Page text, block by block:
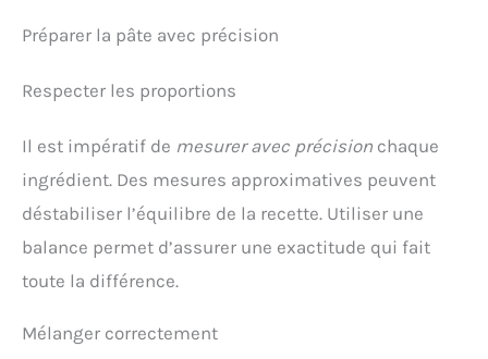
Préparer la pâte avec précision
Respecter les proportions
Il est impératif de mesurer avec précision chaque
ingrédient. Des mesures approximatives peuvent
déstabiliser l’équilibre de la recette. Utiliser une
balance permet d’assurer une exactitude qui fait
toute la différence.
Mélanger correctement